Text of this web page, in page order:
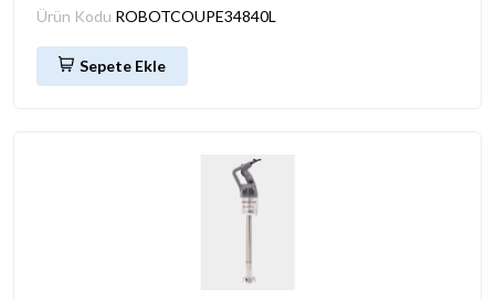
Ürün Kodu ROBOTCOUPE34840L
Sepete Ekle